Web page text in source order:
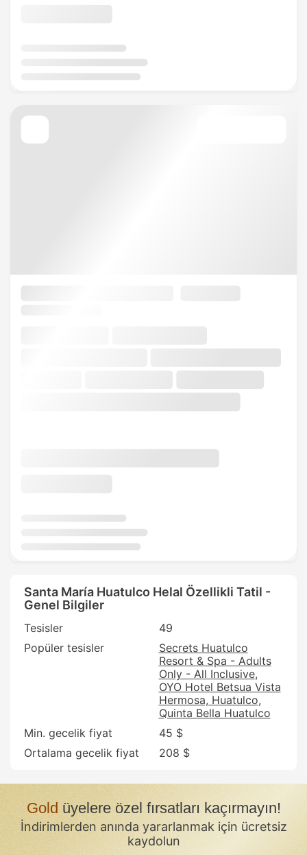
Santa María Huatulco Helal Özellikli Tatil -
Genel Bilgiler
Tesisler
49
Popüler tesisler
Secrets Huatulco
Resort & Spa - Adults
Only - All Inclusive
OYO Hotel Betsua Vista
Hermosa, Huatulco
Quinta Bella Huatulco
Min. gecelik fiyat
45 $
Ortalama gecelik fiyat
208 $
Goldüyelere özel fırsatları kaçırmayın!
İndirimlerden anında yararlanmak için ücretsiz
kaydolun